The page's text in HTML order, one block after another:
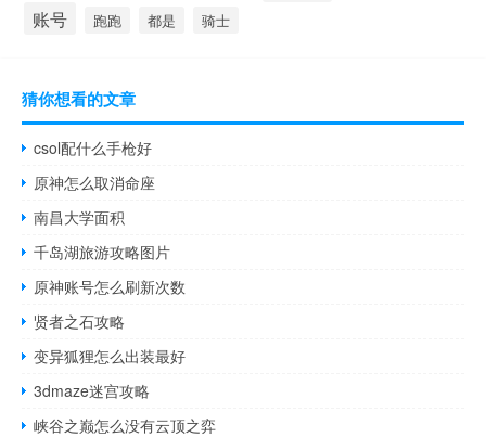
账号 跑跑 都是 骑士
猜你想看的文章
csol配什么手枪好
原神怎么取消命座
南昌大学面积
千岛湖旅游攻略图片
原神账号怎么刷新次数
贤者之石攻略
变异狐狸怎么出装最好
3dmaze迷宫攻略
峡谷之巅怎么没有云顶之弈